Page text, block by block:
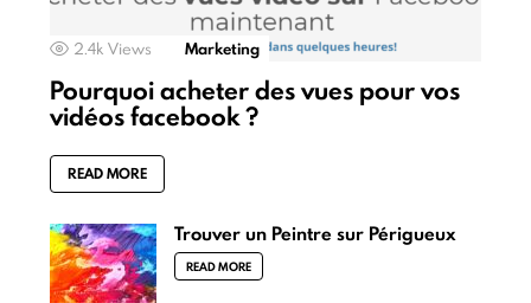
2.4k Views Marketing
Pourquoi acheter des vues pour vos
vidéos facebook ?
READ MORE
Trouver un Peintre sur Périgueux
READ MORE